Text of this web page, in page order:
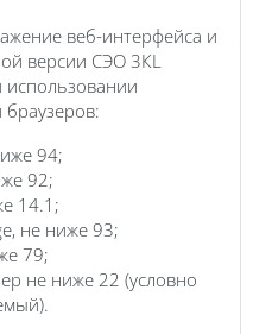
веб-интерфейса и
версии СЭО 3КL
использовании
94;
92;
14.1;
не ниже 93;
79;
не ниже 22 (условно